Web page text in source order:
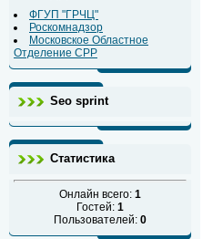
ФГУП "ГРЧЦ"
Роскомнадзор
Московское Областное
Отделение СРР
Seo sprint
Статистика
Онлайн всего: 1
Гостей: 1
Пользователей: 0